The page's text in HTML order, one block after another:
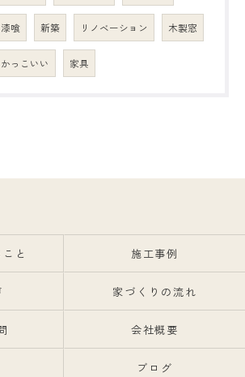
漆喰 新築 リノベーション 木製窓
かっこいい 家具
と 施工事例
家づくりの流れ
会社概要
ブログ